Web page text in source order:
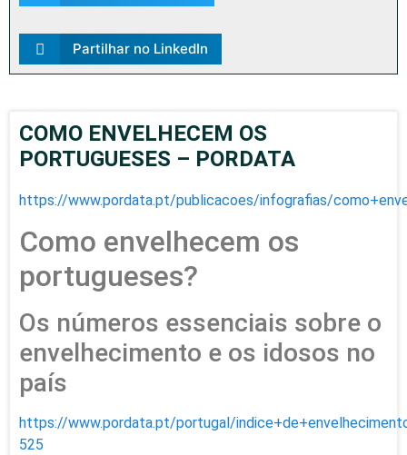
Partilhar no LinkedIn
COMO ENVELHECEM OS
PORTUGUESES – PORDATA
https://www.pordata.pt/publicacoes/infografias/
Como envelhecem os
portugueses?
Os números essenciais sobre o
envelhecimento e os idosos no
país
https://www.pordata.pt/portugal/
525